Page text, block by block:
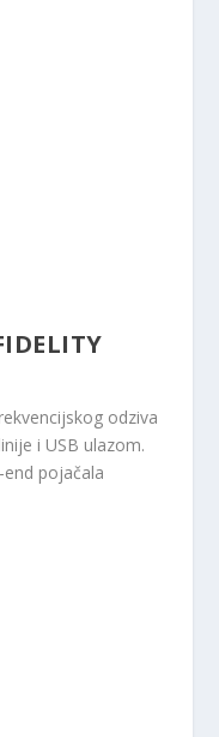
odziva
i USB ulazom.
pojačala